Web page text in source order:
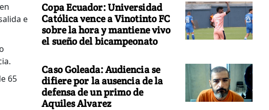
e
65
Copa Ecuador: Universidad
Católica vence a Vinotinto FC
sobre la hora y mantiene vivo
el sueño del bicampeonato
Caso Goleada: Audiencia se
difiere por la ausencia de la
defensa de un primo de
Aquiles Alvarez